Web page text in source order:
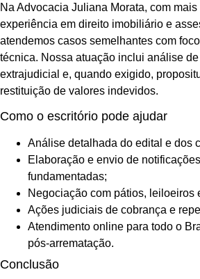
Na Advocacia Juliana Morata, com
experiência em direito imobiliário e
atendemos casos semelhantes com
técnica. Nossa atuação inclui análise
extrajudicial e, quando exigido,
restituição de valores indevidos.
Como o escritório pode ajudar
Análise detalhada do edital e dos
Elaboração e envio de
fundamentadas;
Negociação com pátios, leiloeiros
Ações judiciais de cobrança e
Atendimento online para todo o
pós-arrematação.
Conclusão